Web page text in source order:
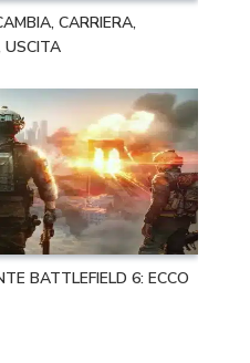
CARRIERA,
USCITA
BATTLEFIELD 6: ECCO